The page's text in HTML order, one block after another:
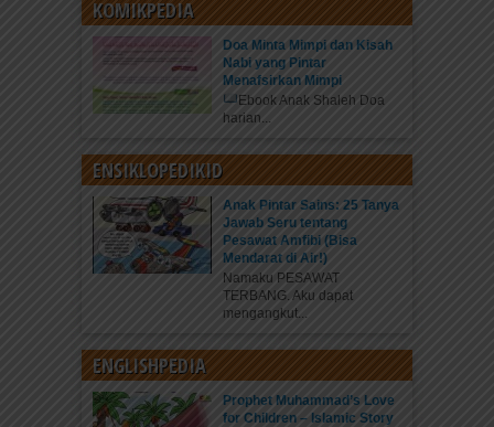
KOMIKPEDIA
Doa Minta Mimpi dan Kisah
Nabi yang Pintar
Menafsirkan Mimpi
Ebook Anak Shaleh Doa
harian...
ENSIKLOPEDIKID
Anak Pintar Sains: 25 Tanya
Jawab Seru tentang
Pesawat Amfibi (Bisa
Mendarat di Air!)
Namaku PESAWAT
TERBANG. Aku dapat
mengangkut...
ENGLISHPEDIA
Prophet Muhammad’s Love
for Children – Islamic Story